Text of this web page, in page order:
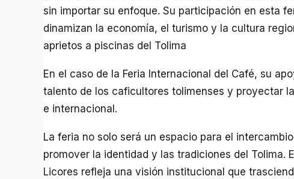
sin importar su enfoque. Su participación en esta
dinamizan la economía, el turismo y la cultura
aprietos a piscinas del Tolima
En el caso de la Feria Internacional del Café, su
talento de los caficultores tolimenses y proyectar
e internacional.
La feria no solo será un espacio para el
promover la identidad y las tradiciones del Tolima.
Licores refleja una visión institucional que